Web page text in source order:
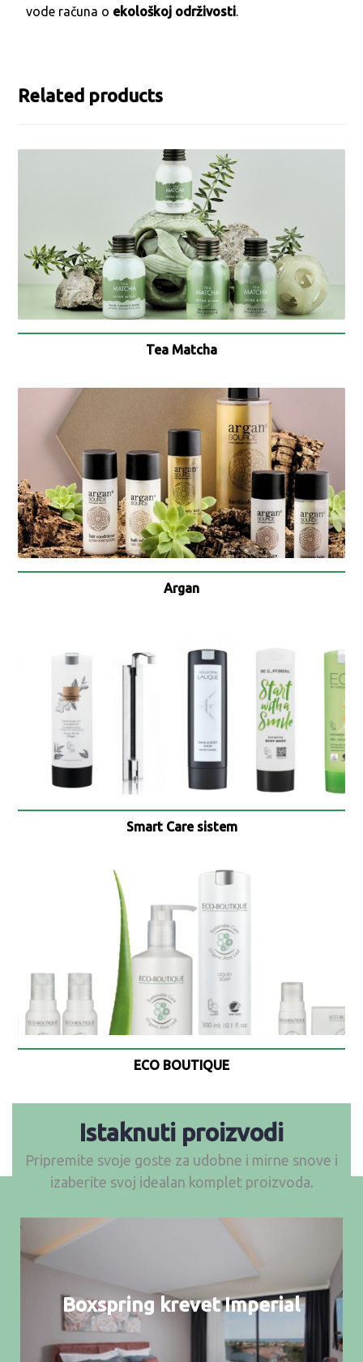
vode računa o ekološkoj održivosti.
Related products
Tea Matcha
Argan
Smart Care sistem
ECO BOUTIQUE
Istaknuti proizvodi
Pripremite svoje goste za udobne i mirne snove i
izaberite svoj idealan komplet proizvoda.
Boxspring krevet Imperial